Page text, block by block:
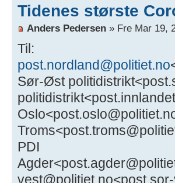
Tidenes største
Anders Pedersen » Fre Mar 19,
Til:
post.nordland@politiet.no<post.nordland@politiet.no>;Postmottak Sør-Øst politidistrikt<post.sor-ost@politiet.no>;Postmottak Innlandet